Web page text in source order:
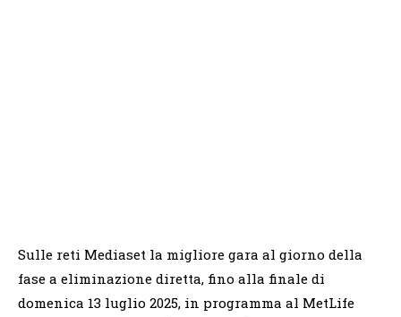
Sulle reti Mediaset la migliore gara al giorno della
fase a eliminazione diretta, fino alla finale di
domenica 13 luglio 2025, in programma al MetLife